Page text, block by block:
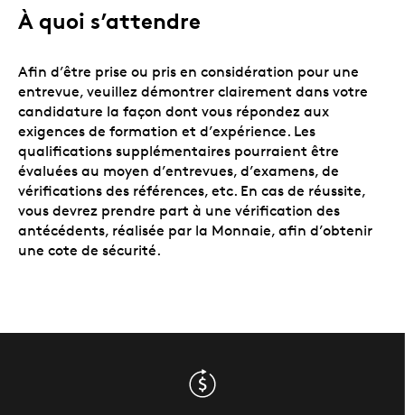
À quoi s’attendre
Afin d’être prise ou pris en considération pour une
entrevue, veuillez démontrer clairement dans votre
candidature la façon dont vous répondez aux
exigences de formation et d’expérience. Les
qualifications supplémentaires pourraient être
évaluées au moyen d’entrevues, d’examens, de
vérifications des références, etc. En cas de réussite,
vous devrez prendre part à une vérification des
antécédents, réalisée par la Monnaie, afin d’obtenir
une cote de sécurité.